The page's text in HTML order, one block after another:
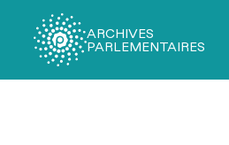
ARCHIVES
PARLEMENTAIRES